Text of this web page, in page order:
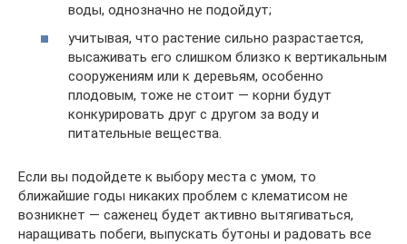
воды, однозначно не подойдут;
учитывая, что растение сильно разрастается,
высаживать его слишком близко к вертикальным
сооружениям или к деревьям, особенно
плодовым, тоже не стоит — корни будут
конкурировать друг с другом за воду и
питательные вещества.
Если вы подойдете к выбору места с умом, то
ближайшие годы никаких проблем с клематисом не
возникнет — саженец будет активно вытягиваться,
наращивать побеги, выпускать бутоны и радовать все